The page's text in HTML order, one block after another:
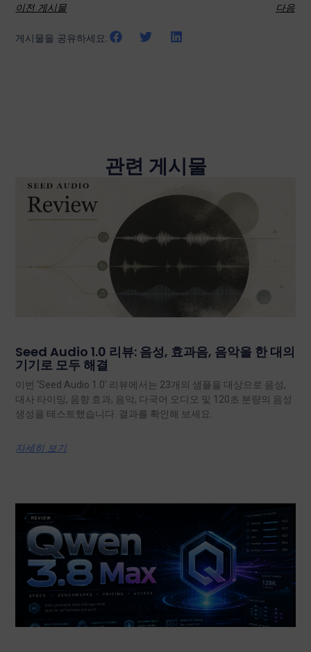
이전 게시물 다음
게시물을 공유하세요:
관련 게시물
Seed Audio 1.0 리뷰: 음성, 효과음, 음악을 한 대의
기기로 모두 해결
이번 ‘Seed Audio 1.0’ 리뷰에서는 23개의 샘플을 대상으로 음성,
대사 타이밍, 음향 효과, 음악, 다국어 오디오 및 120초 분량의 음성
생성을 테스트했습니다. 결과를 확인해 보세요.
자세히 보기